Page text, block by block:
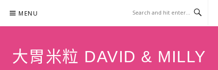
content
MENU
大胃米粒 DAVID & MILLY